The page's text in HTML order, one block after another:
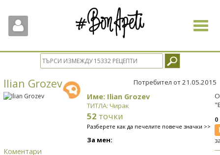
Toggle
Ilian Grozev Потребител от 21.05.2015
Име: Ilian Grozev
ТИТЛА: Чирак
52 точки
Разберете как да печелите повече значки >>
За мен:
Коментари